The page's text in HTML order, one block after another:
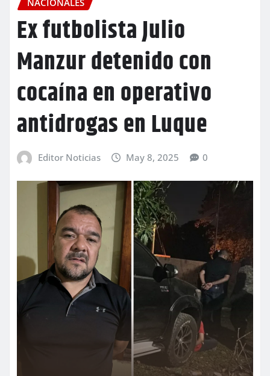
Ex futbolista Julio
Manzur detenido con
cocaína en operativo
antidrogas en Luque
Editor Noticias May 8, 2025 0